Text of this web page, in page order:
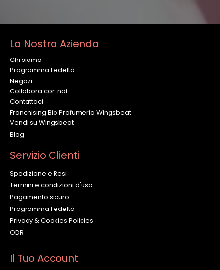
La Nostra Azienda
Chi siamo
Programma Fedeltà
Negozi
Collabora con noi
Contattaci
Franchising Bio Profumeria Wingsbeat
Vendi su Wingsbeat
Blog
Servizio Clienti
Spedizione e Resi
Termini e condizioni d'uso
Pagamento sicuro
Programma Fedeltà
Privacy & Cookies Policies
ODR
Il Tuo Account